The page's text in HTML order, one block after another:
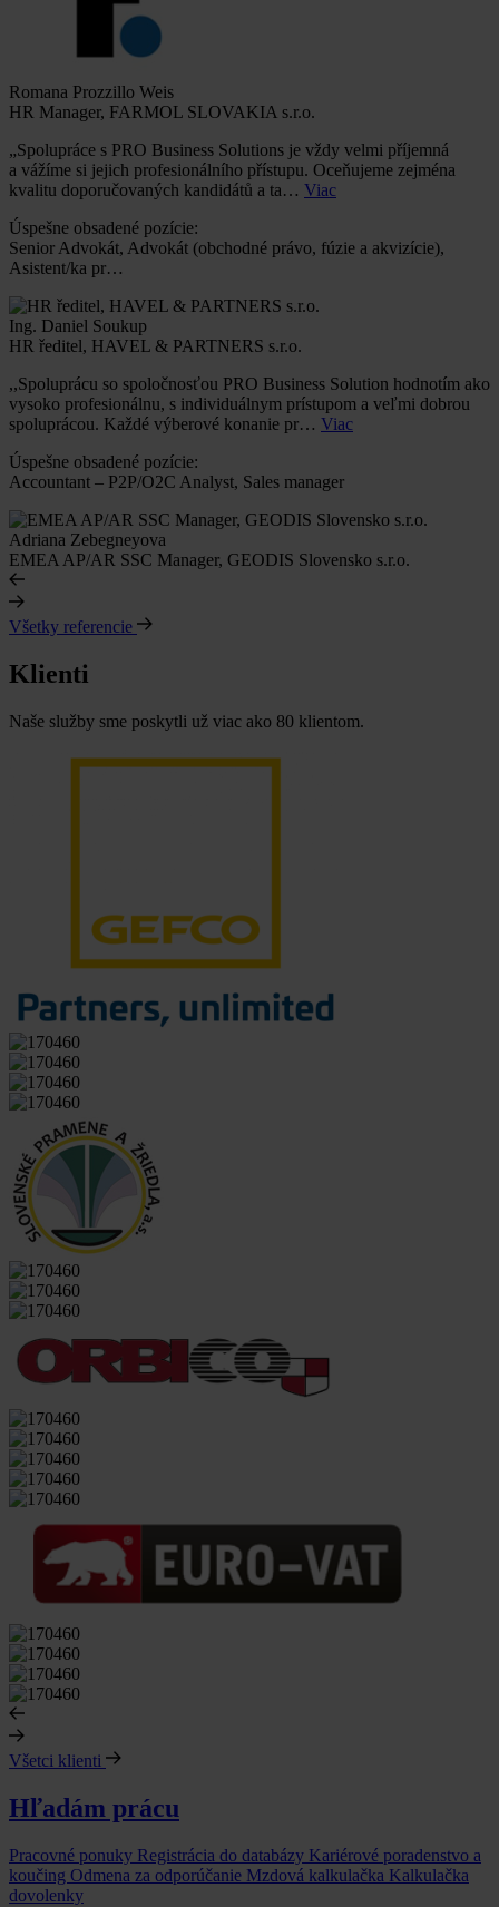
Romana Prozzillo Weis
HR Manager, FARMOL SLOVAKIA s.r.o.
„Spolupráce s PRO Business Solutions je vždy velmi příjemná
a vážíme si jejich profesionálního přístupu. Oceňujeme zejména
kvalitu doporučovaných kandidátů a ta… Viac
Úspešne obsadené pozície:
Senior Advokát, Advokát (obchodné právo, fúzie a akvizície),
Asistent/ka pr…
Ing. Daniel Soukup
HR ředitel, HAVEL & PARTNERS s.r.o.
,,Spoluprácu so spoločnosťou PRO Business Solution hodnotím ako
vysoko profesionálnu, s individuálnym prístupom a veľmi dobrou
spoluprácou. Každé výberové konanie pr… Viac
Úspešne obsadené pozície:
Accountant – P2P/O2C Analyst, Sales manager
Adriana Zebegneyova
EMEA AP/AR SSC Manager, GEODIS Slovensko s.r.o.
Všetky referencie
Klienti
Naše služby sme poskytli už viac ako 80 klientom.
Všetci klienti
Hľadám prácu
Pracovné ponuky Registrácia do databázy Kariérové poradenstvo a
koučing Odmena za odporúčanie Mzdová kalkulačka Kalkulačka
dovolenky